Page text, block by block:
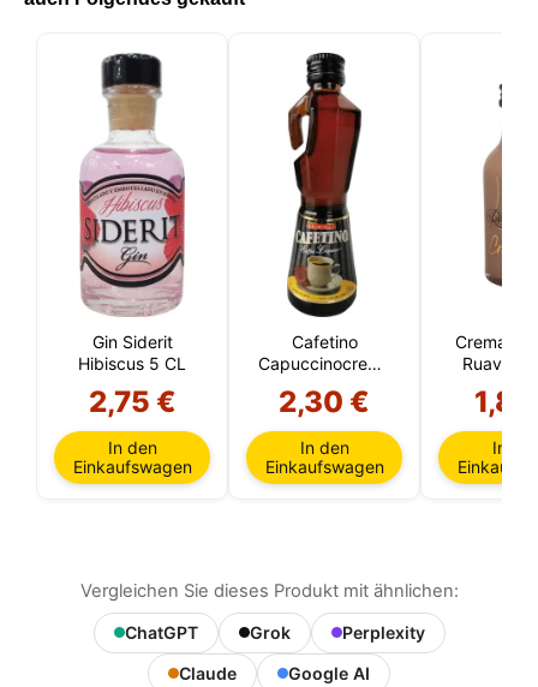
Gin Siderit
Hibiscus 5 CL
2,75 €
In den
Einkaufswagen
Cafetino
Capuccinocreme
2,30 €
In den
Einkaufswagen
Crema de
Ruavieja
In
Vergleichen Sie dieses Produkt mit ähnlichen:
ChatGPT Grok
Perplexity
Claude
Google AI